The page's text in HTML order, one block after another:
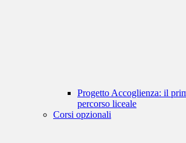
Progetto Accoglienza: il
percorso liceale
Corsi opzionali